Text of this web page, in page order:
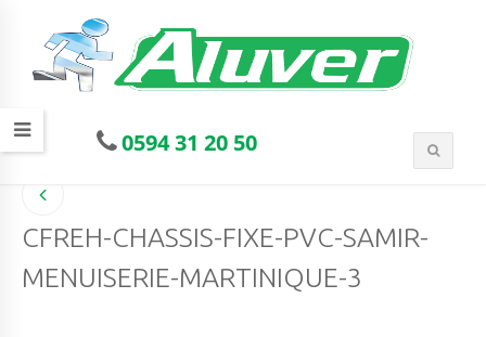
0594 31 20 50
CFREH-CHASSIS-FIXE-PVC-SAMIR-
MENUISERIE-MARTINIQUE-3